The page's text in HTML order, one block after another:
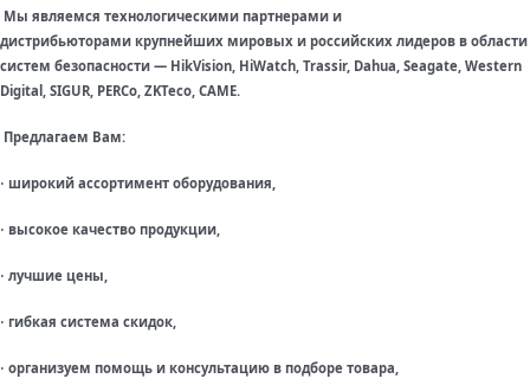
Мы являемся технологическими партнерами и
дистрибьюторами крупнейших мировых и российских лидеров в области
систем безопасности — HikVision, HiWatch, Trassir, Dahua, Seagate, Western
Digital, SIGUR, PERCo, ZKTeco, CAME.
Предлагаем Вам:
· широкий ассортимент оборудования,
· высокое качество продукции,
· лучшие цены,
· гибкая система скидок,
· организуем помощь и консультацию в подборе товара,